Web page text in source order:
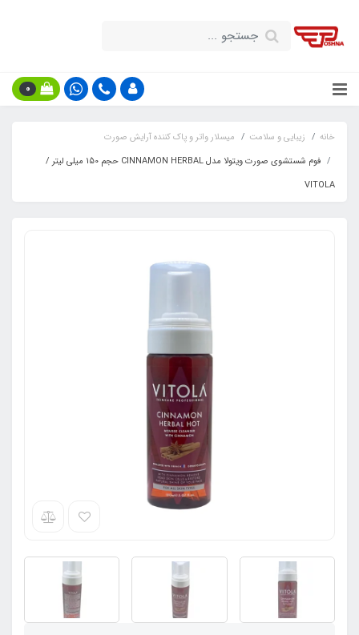
0
خانه زیبایی و سلامت
میسلار واتر و پاک کننده آرایش صورت
فوم شستشوی صورت ویتولا مدل CINNAMON HERBAL حجم 150 میلی لیتر /
VITOLA